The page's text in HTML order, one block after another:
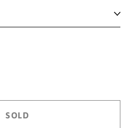
SOLD